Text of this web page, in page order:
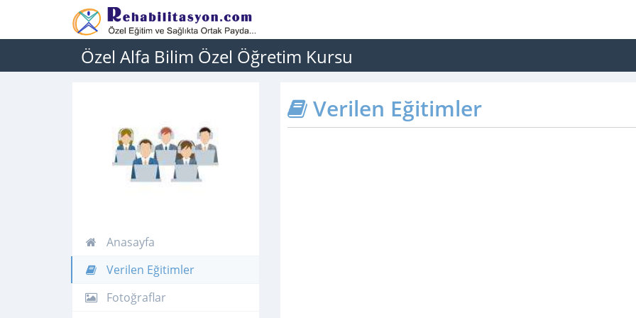
Özel Alfa Bilim Özel Öğretim Kursu
Anasayfa
Verilen Eğitimler
Fotoğraflar
Verilen Eğitimler